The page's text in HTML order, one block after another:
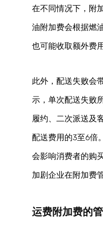
在不同情况下，附
油附加费会根据燃
也可能收取额外费
此外，配送失败会
示，单次配送失败
履约、二次派送及
配送费用的3至6倍
会影响消费者的购
加剧企业在附加费
运费附加费的